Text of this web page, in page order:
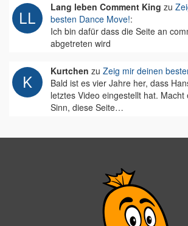
Lang leben Comment King zu
besten Dance Move!:
Ich bin dafür dass die Seite an
abgetreten wird
Kurtchen zu Zeig mir deinen
Bald ist es vier Jahre her, dass
letztes Video eingestellt hat. Macht
Sinn, diese Seite…